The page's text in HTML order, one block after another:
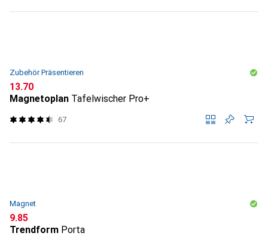
Zubehör Präsentieren
CHF
13.70
Magnetoplan Tafelwischer Pro+
67
Magnet
CHF
9.85
Trendform Porta